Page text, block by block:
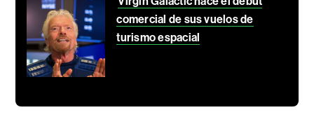
comercial de sus vuelos de
turismo espacial